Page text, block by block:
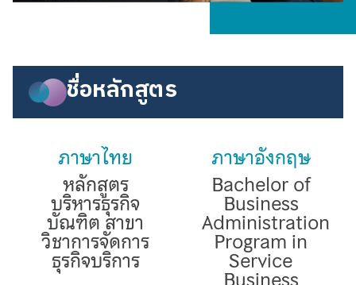
ชื่อหลักสูตร
ภาษาไทย
หลักสูตร
บริหารธุรกิจ
บัณฑิต สาขา
วิชาการจัดการ
ธุรกิจบริการ
ภาษาอังกฤษ
Bachelor of
Business
Administration
Program in
Service